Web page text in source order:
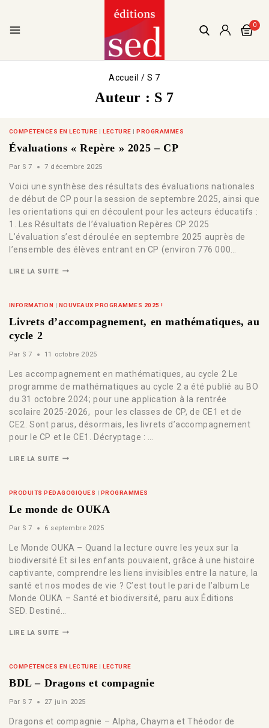
0
Accueil / S 7
Auteur : S 7
COMPÉTENCES EN LECTURE |LECTURE |PROGRAMMES
Évaluations « Repère » 2025 – CP
Par S 7 7 décembre 2025
Voici une synthèse des résultats des évaluations nationales
de début de CP pour la session de septembre 2025, ainsi que
les orientations qui en découlent pour les acteurs éducatifs :
1. Les Résultats de l’évaluation Repères CP 2025
L’évaluation s’est déroulée en septembre 2025 auprès de
l’ensemble des élèves entrant en CP (environ 776 000…
LIRE LA SUITE
INFORMATION | NOUVEAUX PROGRAMMES 2025 !
Livrets d’accompagnement, en mathématiques, au
cycle 2
Par S 7 11 octobre 2025
Les accompagnement en mathématiques, au cycle 2 Le
programme de mathématiques au cycle 2 a été publié au BO
du 31 octobre 2024; pour une application à la rentrée
scolaire 2025-2026, pour les classes de CP, de CE1 et de
CE2. Sont parus, désormais, les livrets d’accompagnement
pour le CP et le CE1. Décryptage : …
LIRE LA SUITE
PRODUITS PÉDAGOGIQUES | PROGRAMMES
Le monde de OUKA
Par S 7 6 septembre 2025
Le Monde OUKA – Quand la lecture ouvre les yeux sur la
biodiversité Et si les enfants pouvaient, grâce à une histoire
captivante, comprendre les liens invisibles entre la nature, la
santé et nos modes de vie ? C’est tout le pari de l’album Le
Monde OUKA – Santé et biodiversité, paru aux Éditions
SED. Destiné…
LIRE LA SUITE
COMPÉTENCES EN LECTURE |LECTURE
BDL – Dragons et compagnie
Par S 7 27 juin 2025
Dragons et compagnie – Alpha, Chayma et Théodor de